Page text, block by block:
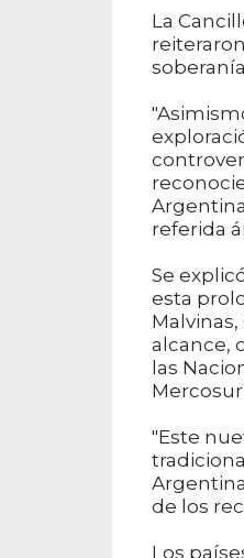
La
referida
Se
esta
alcance,
las
"Este
de los
Los